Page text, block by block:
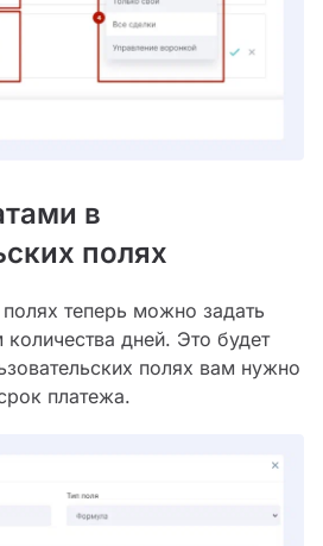
в
полях
теперь можно задать
дней. Это будет
полях вам нужно
платежа.